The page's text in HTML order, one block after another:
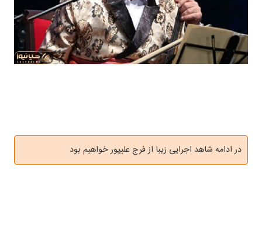
در ادامه شاهد اجرایی زیبا از فرج علیپور خواهیم بود